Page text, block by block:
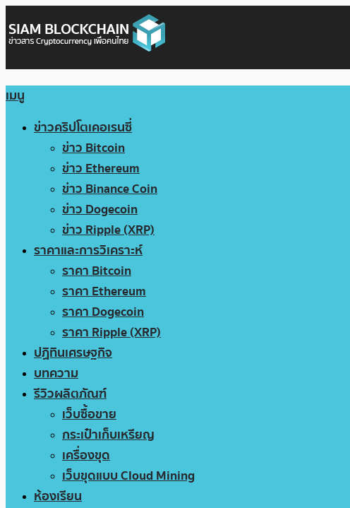
เมนู
ข่าวคริปโตเคอเรนซี่
ข่าว Bitcoin
ข่าว Ethereum
ข่าว Binance Coin
ข่าว Dogecoin
ข่าว Ripple (XRP)
ราคาและการวิเคราะห์
ราคา Bitcoin
ราคา Ethereum
ราคา Dogecoin
ราคา Ripple (XRP)
ปฏิทินเศรษฐกิจ
บทความ
รีวิวผลิตภัณฑ์
เว็บซื้อขาย
กระเป๋าเก็บเหรียญ
เครื่องขุด
เว็บขุดแบบ Cloud Mining
ห้องเรียน